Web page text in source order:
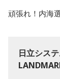
頑張れ！内海
日立シス